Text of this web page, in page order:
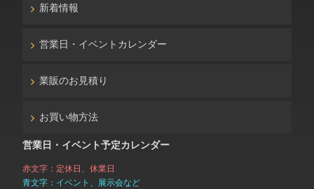
新着情報
営業日・イベントカレンダー
業販のお見積り
お買い物方法
営業日・イベント予定カレンダー
赤文字：定休日、休業日
青文字：イベント、展示会など